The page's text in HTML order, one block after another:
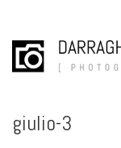
giulio-3